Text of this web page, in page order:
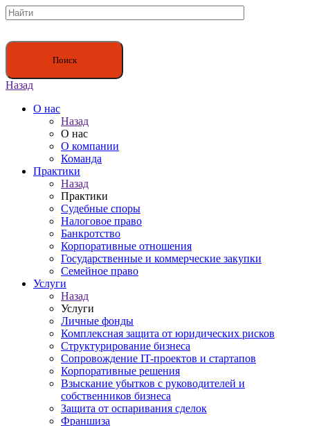
Назад
О нас
Назад
О нас
О компании
Команда
Практики
Назад
Практики
Судебные споры
Налоговое право
Банкротство
Корпоративные отношения
Государственные и коммерческие закупки
Семейное право
Услуги
Назад
Услуги
Личные фонды
Комплексная защита от юридических рисков
Структурирование бизнеса
Сопровождение IT-проектов и стартапов
Корпоративные решения
Взыскание убытков с руководителей и
собственников бизнеса
Защита от оспаривания сделок
Франшиза